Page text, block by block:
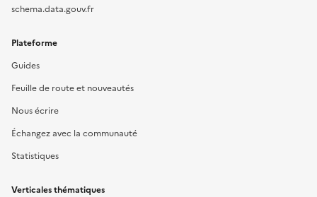
schema.data.gouv.fr
Plateforme
Guides
Feuille de route et nouveautés
Nous écrire
Échangez avec la communauté
Statistiques
Verticales thématiques